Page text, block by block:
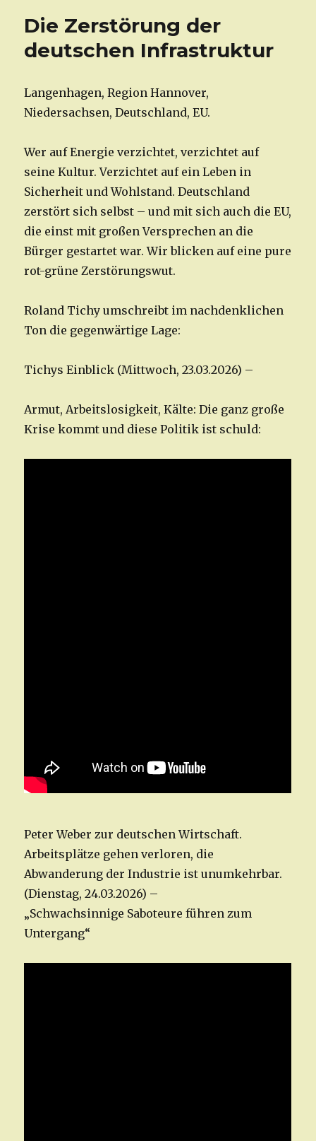
Die Zerstörung der
deutschen Infrastruktur
Langenhagen, Region Hannover,
Niedersachsen, Deutschland, EU.
Wer auf Energie verzichtet, verzichtet auf
seine Kultur. Verzichtet auf ein Leben in
Sicherheit und Wohlstand. Deutschland
zerstört sich selbst – und mit sich auch die EU,
die einst mit großen Versprechen an die
Bürger gestartet war. Wir blicken auf eine pure
rot-grüne Zerstörungswut.
Roland Tichy umschreibt im nachdenklichen
Ton die gegenwärtige Lage:
Tichys Einblick (Mittwoch, 23.03.2026) –
Armut, Arbeitslosigkeit, Kälte: Die ganz große
Krise kommt und diese Politik ist schuld:
Peter Weber zur deutschen Wirtschaft.
Arbeitsplätze gehen verloren, die
Abwanderung der Industrie ist unumkehrbar.
(Dienstag, 24.03.2026) –
„Schwachsinnige Saboteure führen zum
Untergang“